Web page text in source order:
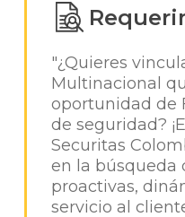
"¿Quieres
Multinacional
oportunidad de
de seguridad?
Securitas
en la búsqueda
proactivas,
servicio al